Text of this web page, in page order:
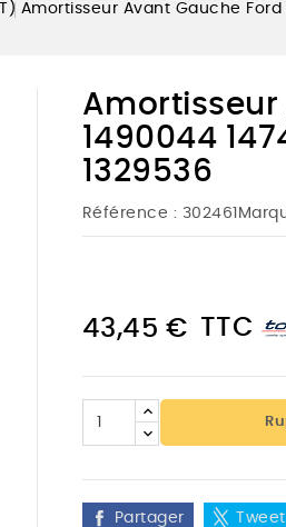
Amortisseur Avant Gauche Ford
Amortisseur
1490044
1329536
Référence : 302461
43,45 € TTC
Partager Tweet